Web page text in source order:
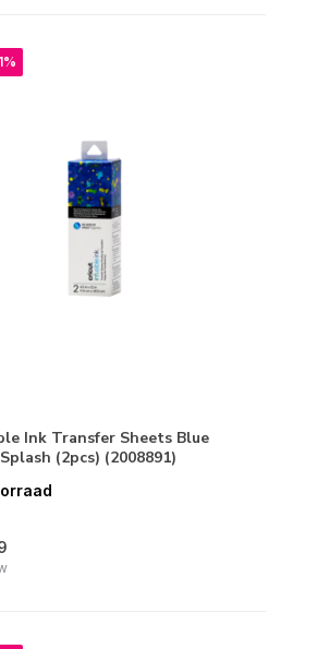
Ink Transfer Sheets Blue
(2pcs) (2008891)